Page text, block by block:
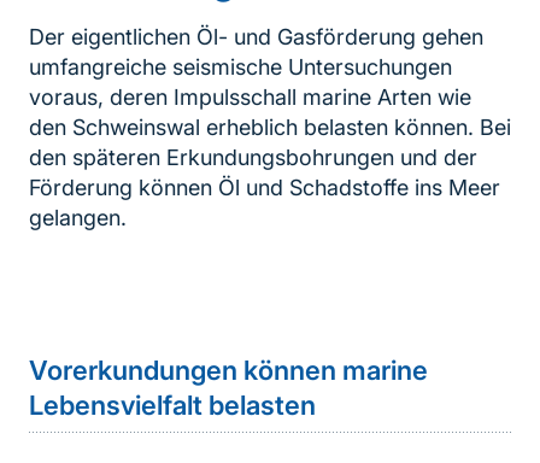
Der eigentlichen Öl- und Gasförderung gehen
umfangreiche seismische Untersuchungen
voraus, deren Impulsschall marine Arten wie
den Schweinswal erheblich belasten können. Bei
den späteren Erkundungsbohrungen und der
Förderung können Öl und Schadstoffe ins Meer
gelangen.
Vorerkundungen können marine
Lebensvielfalt belasten